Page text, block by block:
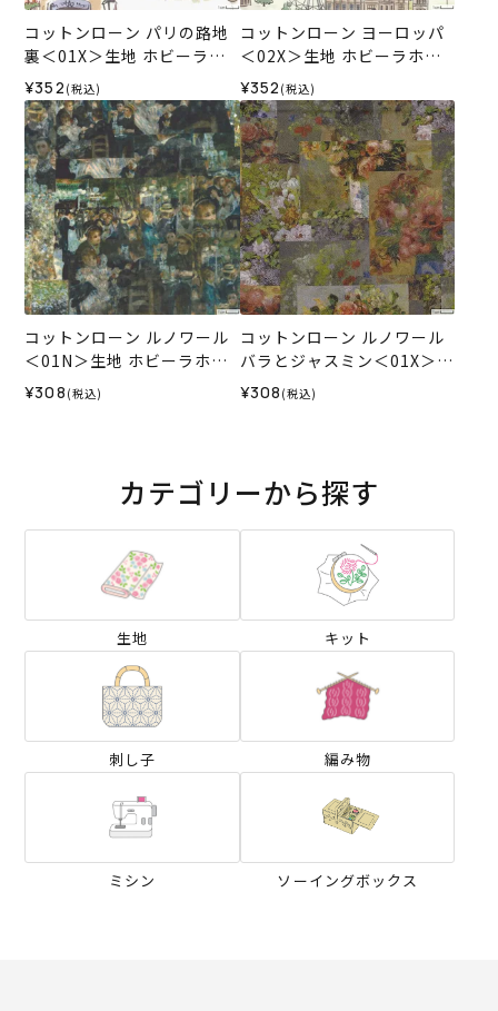
コットンローン パリの路地
裏＜01X＞生地 ホビーラホ
ビーレデザインコレクショ
ン
¥352 (税込)
コットンローン ヨーロッパ
＜02X＞生地 ホビーラホビ
ーレデザインコレクション
¥352 (税込)
コットンローン ルノワール
＜01N＞生地 ホビーラホビ
ーレデザインコレクション
¥308 (税込)
コットンローン ルノワール
バラとジャスミン＜01X＞生
地 ホビーラホビーレデザイ
ンコレクション
¥308 (税込)
カテゴリーから探す
生地 キット
刺し子 編み物
ミシン ソーイングボックス